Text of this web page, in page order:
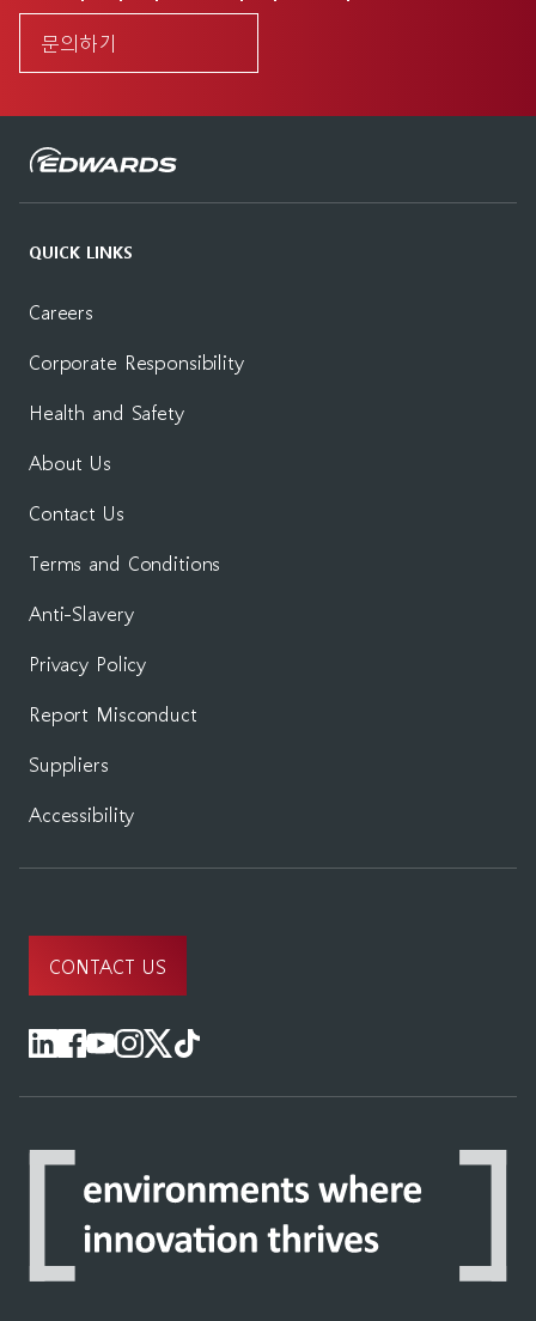
문의하기
QUICK LINKS
Careers
Corporate Responsibility
Health and Safety
About Us
Contact Us
Terms and Conditions
Anti-Slavery
Privacy Policy
Report Misconduct
Suppliers
Accessibility
CONTACT US